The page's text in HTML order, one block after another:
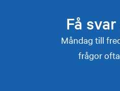
Få
Måndag till
frågor